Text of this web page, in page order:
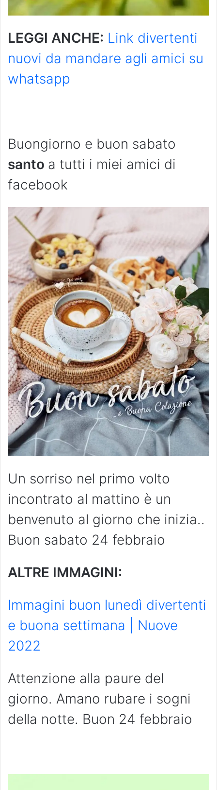
LEGGI ANCHE: Link divertenti
nuovi da mandare agli amici su
whatsapp
Buongiorno e buon sabato
santo a tutti i miei amici di
facebook
Un sorriso nel primo volto
incontrato al mattino è un
benvenuto al giorno che inizia..
Buon sabato 24 febbraio
ALTRE IMMAGINI:
Immagini buon lunedì divertenti
e buona settimana | Nuove
2022
Attenzione alla paure del
giorno. Amano rubare i sogni
della notte. Buon 24 febbraio